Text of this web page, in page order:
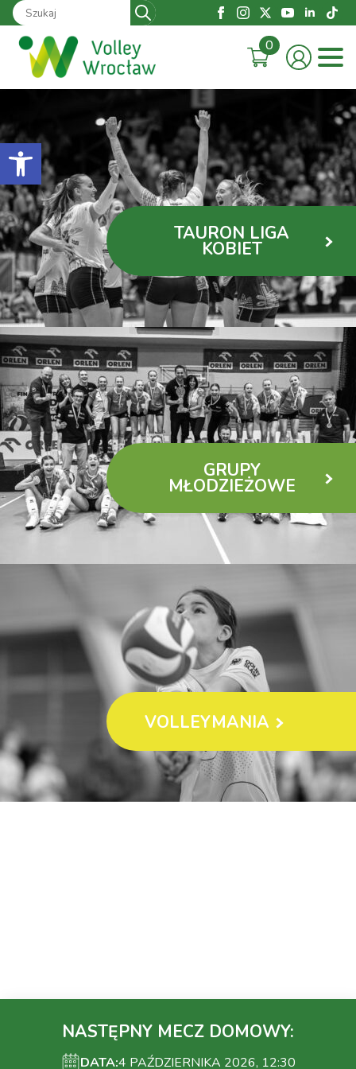
Otwórz pasek narzędzi
Search
for:
0
TAURON LIGA
KOBIET
GRUPY
MŁODZIEŻOWE
VOLLEYMANIA
NASTĘPNY MECZ DOMOWY:
DATA:4 PAŹDZIERNIKA 2026, 12:30